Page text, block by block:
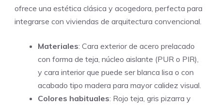
ofrece una estética clásica y acogedora, perfecta para
integrarse con viviendas de arquitectura convencional.
Materiales: Cara exterior de acero prelacado
con forma de teja, núcleo aislante (PUR o PIR),
y cara interior que puede ser blanca lisa o con
acabado tipo madera para mayor calidez visual.
Colores habituales: Rojo teja, gris pizarra y